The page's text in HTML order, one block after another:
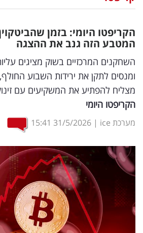
דיגיטל
וטק
שיווק
ופרסום
משפט
מדדים
ומחקרים
דעות
רכילות
עסקית
הקריפטו היומי: בזמן
המטבע הזה גנב את ההצגה
השחקנים המרכזיים בשוק מציגים
ומנסים לתקן את ירידות השבוע
מצליח להפתיע את המשקיעים עם
הקריפטו היומי
מערכת ice |
31/5/2026
15:41